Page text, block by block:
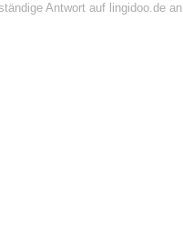
Antwort auf lingidoo.de an